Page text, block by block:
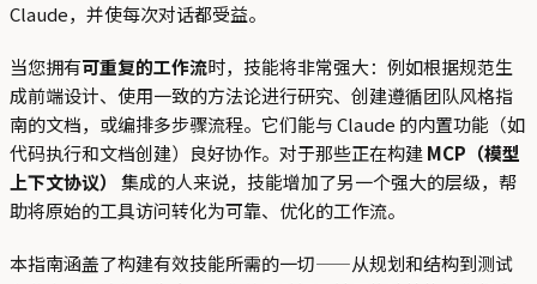
Claude，并使每次对话都受益。
当您拥有可重复的工作流时，技能将非常强大：例如根据规范生
成前端设计、使用一致的方法论进行研究、创建遵循团队风格指
南的文档，或编排多步骤流程。它们能与 Claude 的内置功能（如
代码执行和文档创建）良好协作。对于那些正在构建MCP（模型
上下文协议）
集成的人来说，技能增加了另一个强大的层级，帮
助将原始的工具访问转化为可靠、优化的工作流。
本指南涵盖了构建有效技能所需的一切——从规划和结构到测试